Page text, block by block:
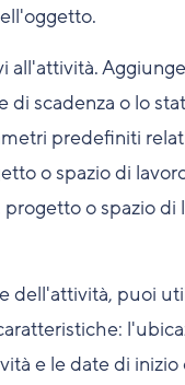
di scadenza o lo
predefiniti
o spazio di
o spazio
puoi
e le date di